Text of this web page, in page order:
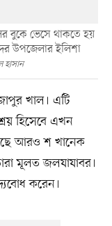
ভেসে থাকতে হয়
উপজেলার ইলিশা
খাল। এটি
হিসেবে এখন
আরও শ খানেক
মূলত জলযাযাবর।
করেন।